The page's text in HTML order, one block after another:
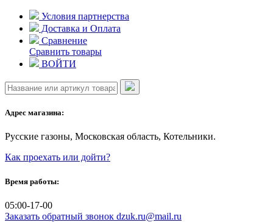
Skip
content
Условия партнерства
Доставка и Оплата
Сравнение
Сравнить товары
ВОЙТИ
Адрес магазина:
Русские газоны, Московская область, Котельники.
Как проехать или дойти?
Время работы:
05:00-17-00
Заказать обратный звонок dzuk.ru@mail.ru